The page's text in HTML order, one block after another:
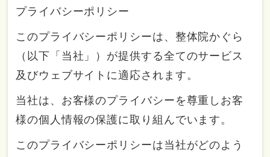
プライバシーポリシー
このプライバシーポリシーは、整体院かぐら
（以下「当社」）が提供する全てのサービス
及びウェブサイトに適応されます。
当社は、お客様のプライバシーを尊重しお客
様の個人情報の保護に取り組んでいます。
このプライバシーポリシーは当社がどのよう